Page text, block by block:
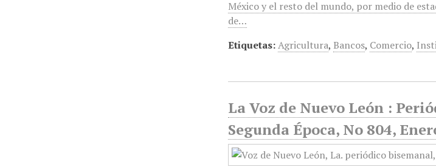
México y el resto del mundo, por medio de
de…
Etiquetas:Agricultura, Bancos, Comercio,
La Voz de Nuevo León :
Segunda Época, No 804,